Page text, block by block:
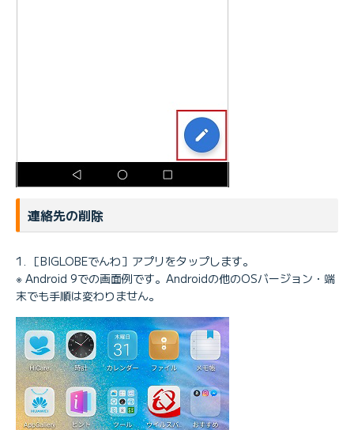
連絡先の削除
［BIGLOBEでんわ］アプリをタップします。
※ Android 9での画面例です。Androidの他のOSバージョン・端
末でも手順は変わりません。